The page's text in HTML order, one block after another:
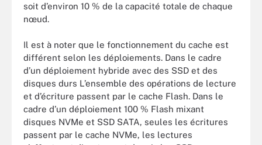
soit d’environ 10 % de la capacité totale de chaque
nœud.
Il est à noter que le fonctionnement du cache est
différent selon les déploiements. Dans le cadre
d’un déploiement hybride avec des SSD et des
disques durs L’ensemble des opérations de lecture
et d’écriture passent par le cache Flash. Dans le
cadre d’un déploiement 100 % Flash mixant
disques NVMe et SSD SATA, seules les écritures
passent par le cache NVMe, les lectures